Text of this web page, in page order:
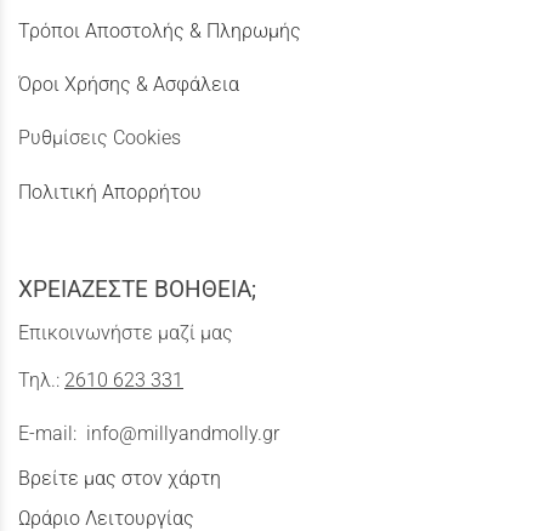
Τρόποι Αποστολής & Πληρωμής
Όροι Χρήσης & Ασφάλεια
Ρυθμίσεις Cookies
Πολιτική Απορρήτου
ΧΡΕΙΑΖΕΣΤΕ ΒΟΗΘΕΙΑ;
Επικοινωνήστε μαζί μας
Τηλ.: 2610 623 331
E-mail: info@millyandmolly.gr
Βρείτε μας στον χάρτη
Ωράριο Λειτουργίας